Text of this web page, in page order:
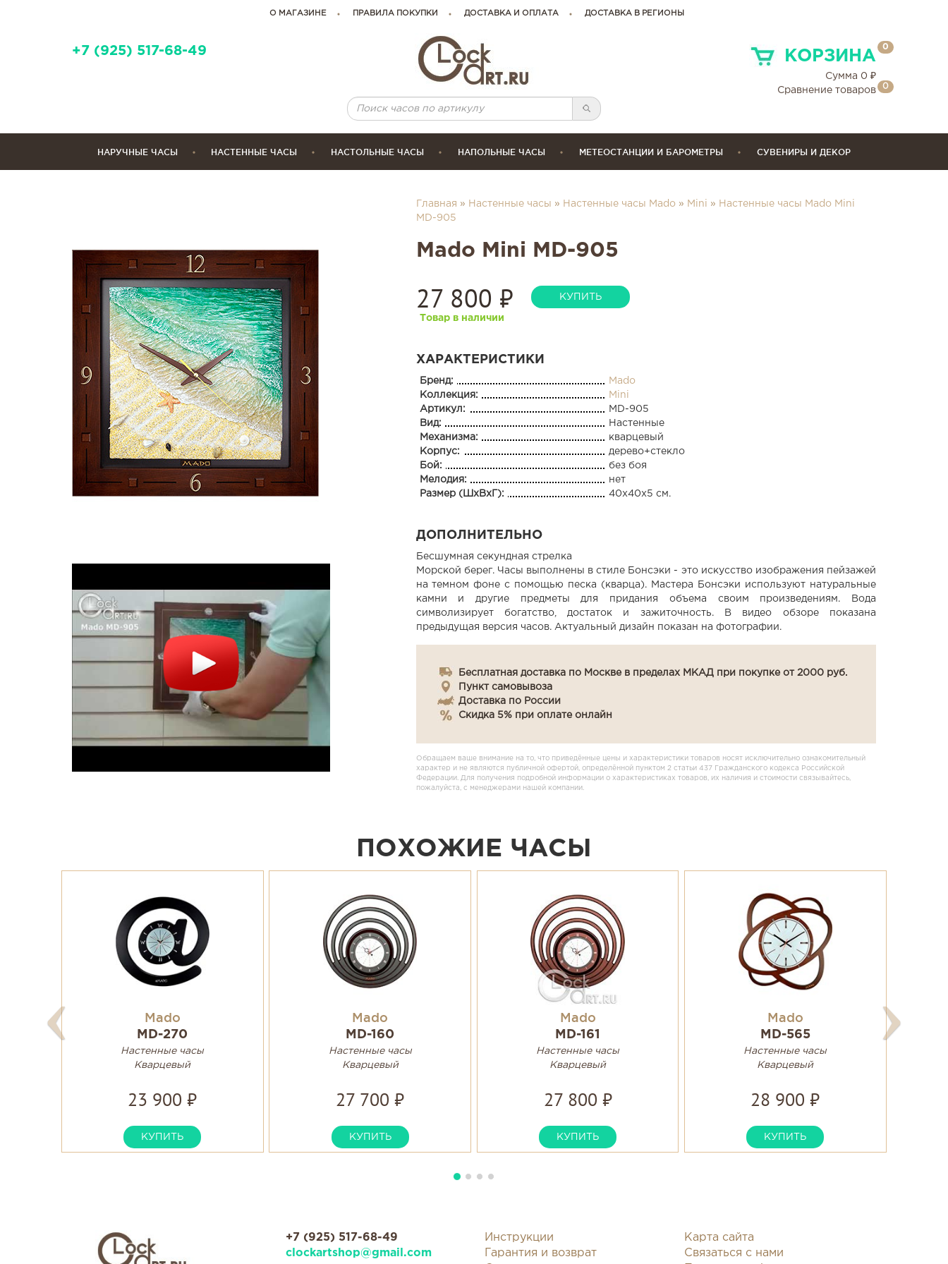
О МАГАЗИНЕ ПРАВИЛА ПОКУПКИ ДОСТАВКА И ОПЛАТА ДОСТАВКА В РЕГИОНЫ
+7 (925) 517-68-49 КОРЗИНА
0
Сумма 0 ₽
Сравнение товаров
0
НАРУЧНЫЕ ЧАСЫ НАСТЕННЫЕ ЧАСЫ НАСТОЛЬНЫЕ ЧАСЫ НАПОЛЬНЫЕ ЧАСЫ МЕТЕОСТАНЦИИ И БАРОМЕТРЫ СУВЕНИРЫ И ДЕКОР
Главная » Настенные часы » Настенные часы Mado» Mini » Настенные часы Mado Mini
MD-905
Mado Mini MD-905
27 800 ₽ КУПИТЬ
Товар в наличии
ХАРАКТЕРИСТИКИ
Бренд:
Mado
Коллекция:
Mini
Артикул:
MD-905
Вид:
Настенные
Механизма:
кварцевый
Корпус:
дерево+стекло
Бой:
без боя
Мелодия:
нет
Размер (ШхВхГ):
40x40x5 см.
ДОПОЛНИТЕЛЬНО
Бесшумная секундная стрелка
Морской берег. Часы выполнены в стиле Бонсэки - это искусство изображения пейзажей
на темном фоне с помощью песка (кварца). Мастера Бонсэки используют натуральные
камни и другие предметы для придания объема своим произведениям. Вода
символизирует богатство, достаток и зажиточность. В видео обзоре показана
предыдущая версия часов. Актуальный дизайн показан на фотографии.
Бесплатная доставка по Москве в пределах МКАД при покупке от 2000 руб.
Пункт самовывоза
Доставка по России
Скидка 5% при оплате онлайн
Обращаем ваше внимание на то, что приведённые цены и характеристики товаров носят исключительно ознакомительный
характер и не являются публичной офертой, определённой пунктом 2 статьи 437 Гражданского кодекса Российской
Федерации. Для получения подробной информации о характеристиках товаров, их наличия и стоимости связывайтесь,
пожалуйста, с менеджерами нашей компании.
ПОХОЖИЕ ЧАСЫ
Mado
MD-270
Настенные часы
Кварцевый
23 900 ₽
КУПИТЬ
Mado
MD-160
Настенные часы
Кварцевый
27 700 ₽
КУПИТЬ
Mado
MD-161
Настенные часы
Кварцевый
27 800 ₽
КУПИТЬ
Mado
MD-565
Настенные часы
Кварцевый
28 900 ₽
КУПИТЬ
+7 (925) 517-68-49
clockartshop@gmail.com
Инструкции
Гарантия и возврат
Карта сайта
Связаться с нами